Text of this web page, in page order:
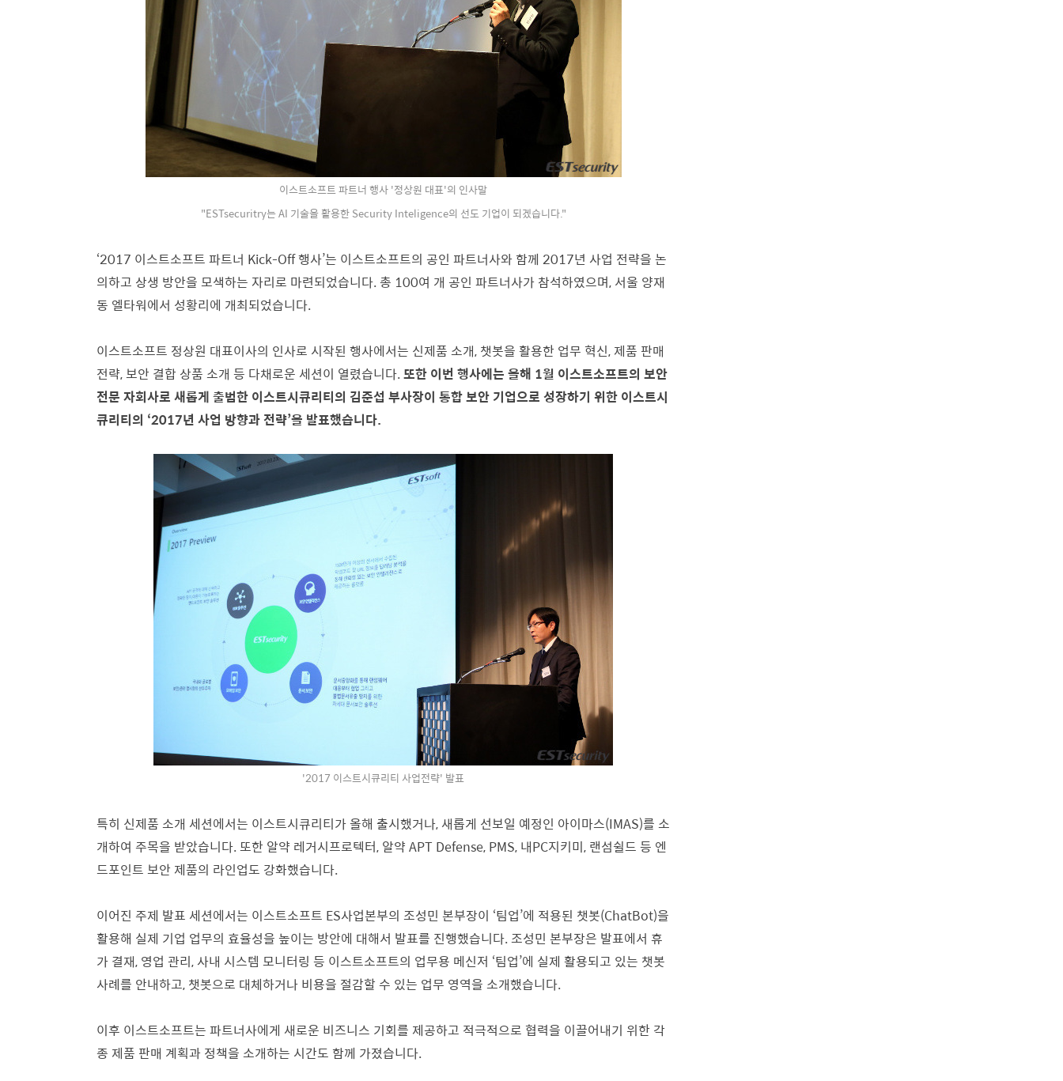
이스트소프트 파트너 행사 '정상원 대표'의 인사말
"ESTsecuritry는 AI 기술을 활용한 Security Inteligence의 선도 기업이 되겠습니다."
‘2017 이스트소프트 파트너 Kick-Off 행사’는 이스트소프트의 공인 파트너사와 함께 2017년 사업 전략을 논
의하고 상생 방안을 모색하는 자리로 마련되었습니다. 총 100여 개 공인 파트너사가 참석하였으며, 서울 양재
동 엘타워에서 성황리에 개최되었습니다.
이스트소프트 정상원 대표이사의 인사로 시작된 행사에서는 신제품 소개, 챗봇을 활용한 업무 혁신, 제품 판매
전략, 보안 결합 상품 소개 등 다채로운 세션이 열렸습니다.또한 이번 행사에는 올해 1월 이스트소프트의 보안
전문 자회사로 새롭게 출범한 이스트시큐리티의 김준섭 부사장이 통합 보안 기업으로 성장하기 위한 이스트시
큐리티의 ‘2017년 사업 방향과 전략’을 발표했습니다.
'2017 이스트시큐리티 사업전략' 발표
특히 신제품 소개 세션에서는 이스트시큐리티가 올해 출시했거나, 새롭게 선보일 예정인 아이마스(IMAS)를 소
개하여 주목을 받았습니다. 또한 알약 레거시프로텍터, 알약 APT Defense, PMS, 내PC지키미, 랜섬쉴드 등 엔
드포인트 보안 제품의 라인업도 강화했습니다.
이어진 주제 발표 세션에서는 이스트소프트 ES사업본부의 조성민 본부장이 ‘팀업’에 적용된 챗봇(ChatBot)을
활용해 실제 기업 업무의 효율성을 높이는 방안에 대해서 발표를 진행했습니다.조성민 본부장은 발표에서 휴
가 결재, 영업 관리, 사내 시스템 모니터링 등 이스트소프트의 업무용 메신저 ‘팀업’에 실제 활용되고 있는 챗봇
사례를 안내하고, 챗봇으로 대체하거나 비용을 절감할 수 있는 업무 영역을 소개했습니다.
이후 이스트소프트는 파트너사에게 새로운 비즈니스 기회를 제공하고 적극적으로 협력을 이끌어내기 위한 각
종 제품 판매 계획과 정책을 소개하는 시간도 함께 가졌습니다.